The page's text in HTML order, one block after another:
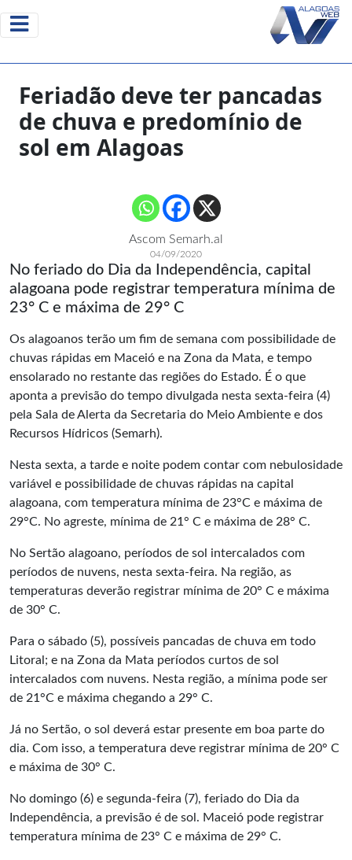
Feriadão deve ter pancadas
de chuva e predomínio de
sol em Alagoas
Ascom Semarh.al
04/09/2020
No feriado do Dia da Independência, capital
alagoana pode registrar temperatura mínima de
23° C e máxima de 29° C
Os alagoanos terão um fim de semana com possibilidade de
chuvas rápidas em Maceió e na Zona da Mata, e tempo
ensolarado no restante das regiões do Estado. É o que
aponta a previsão do tempo divulgada nesta sexta-feira (4)
pela Sala de Alerta da Secretaria do Meio Ambiente e dos
Recursos Hídricos (Semarh).
Nesta sexta, a tarde e noite podem contar com nebulosidade
variável e possibilidade de chuvas rápidas na capital
alagoana, com temperatura mínima de 23°C e máxima de
29°C. No agreste, mínima de 21° C e máxima de 28° C.
No Sertão alagoano, períodos de sol intercalados com
períodos de nuvens, nesta sexta-feira. Na região, as
temperaturas deverão registrar mínima de 20° C e máxima
de 30° C.
Para o sábado (5), possíveis pancadas de chuva em todo
Litoral; e na Zona da Mata períodos curtos de sol
intercalados com nuvens. Nesta região, a mínima pode ser
de 21°C e máxima chegando a 29° C.
Já no Sertão, o sol deverá estar presente em boa parte do
dia. Com isso, a temperatura deve registrar mínima de 20° C
e máxima de 30° C.
No domingo (6) e segunda-feira (7), feriado do Dia da
Independência, a previsão é de sol. Maceió pode registrar
temperatura mínima de 23° C e máxima de 29° C.